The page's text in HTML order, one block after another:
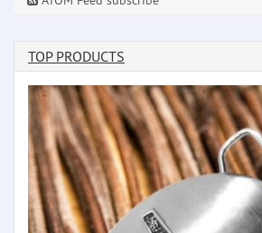
TOP PRODUCTS